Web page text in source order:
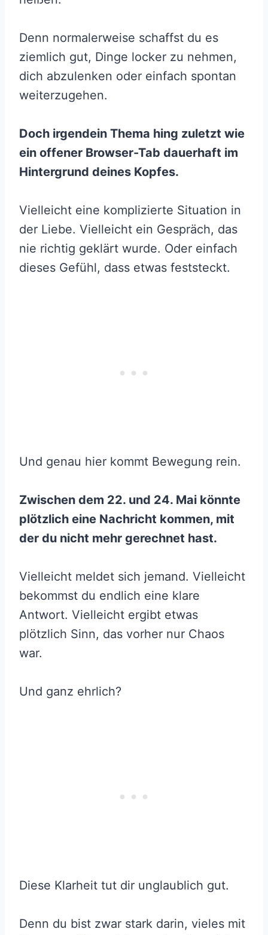
Denn normalerweise schaffst du es
ziemlich gut, Dinge locker zu nehmen,
dich abzulenken oder einfach spontan
weiterzugehen.
Doch irgendein Thema hing zuletzt wie
ein offener Browser-Tab dauerhaft im
Hintergrund deines Kopfes.
Vielleicht eine komplizierte Situation in
der Liebe. Vielleicht ein Gespräch, das
nie richtig geklärt wurde. Oder einfach
dieses Gefühl, dass etwas feststeckt.
Und genau hier kommt Bewegung rein.
Zwischen dem 22. und 24. Mai könnte
plötzlich eine Nachricht kommen, mit
der du nicht mehr gerechnet hast.
Vielleicht meldet sich jemand. Vielleicht
bekommst du endlich eine klare
Antwort. Vielleicht ergibt etwas
plötzlich Sinn, das vorher nur Chaos
war.
Und ganz ehrlich?
Diese Klarheit tut dir unglaublich gut.
Denn du bist zwar stark darin, vieles mit